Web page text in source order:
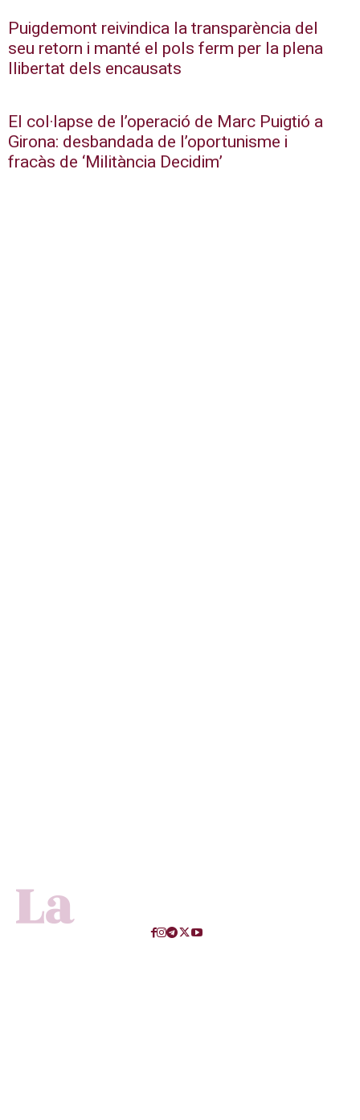
Puigdemont reivindica la transparència del
seu retorn i manté el pols ferm per la plena
llibertat dels encausats
El col·lapse de l’operació de Marc Puigtió a
Girona: desbandada de l’oportunisme i
fracàs de ‘Militància Decidim’